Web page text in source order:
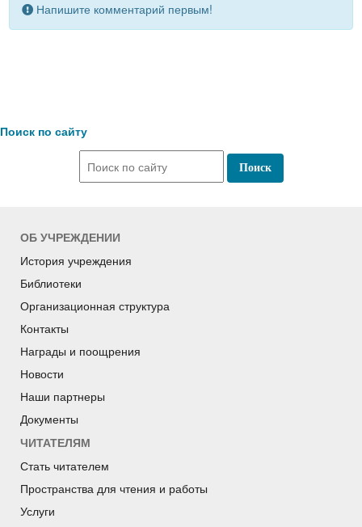
Напишите комментарий первым!
Поиск по сайту
ОБ УЧРЕЖДЕНИИ
История учреждения
Библиотеки
Организационная структура
Контакты
Награды и поощрения
Новости
Наши партнеры
Документы
ЧИТАТЕЛЯМ
Стать читателем
Пространства для чтения и работы
Услуги